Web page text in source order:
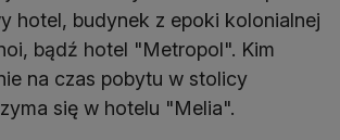
hotel, budynek z epoki kolonialnej
bądź hotel "Metropol". Kim
na czas pobytu w stolicy
się w hotelu "Melia".